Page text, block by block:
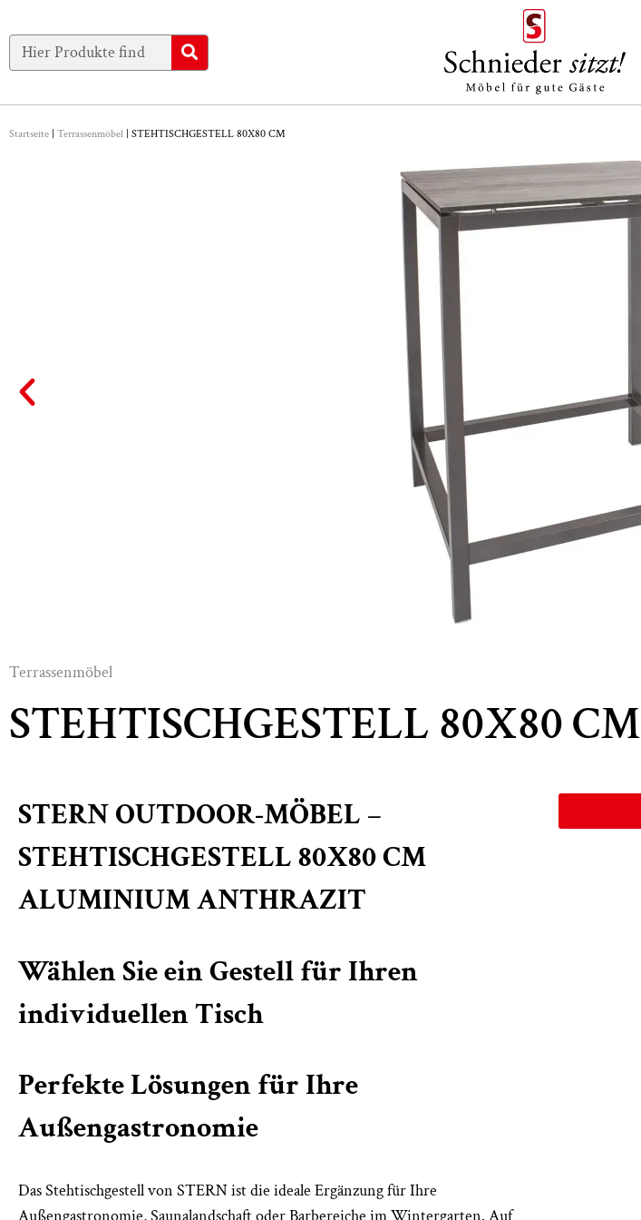
Startseite Terrassenmöbel STEHTISCHGESTELL 80X80 CM
Terrassenmöbel
STEHTISCHGESTELL 80X80 CM
STERN OUTDOOR-MÖBEL –
STEHTISCHGESTELL 80X80 CM
ALUMINIUM ANTHRAZIT
Wählen Sie ein Gestell für Ihren
individuellen Tisch
Perfekte Lösungen für Ihre
Außengastronomie
Das Stehtischgestell von STERN ist die ideale Ergänzung für Ihre
Außengastronomie, Saunalandschaft oder Barbereiche im Wintergarten. Auf